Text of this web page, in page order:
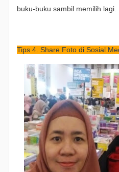
buku-buku sambil memilih lagi.
Tips 4. Share Foto di Sosial